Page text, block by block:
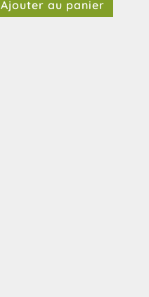
Ajouter au panier